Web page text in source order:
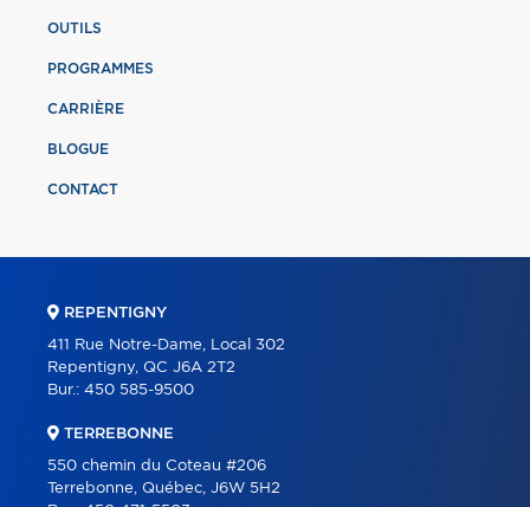
OUTILS
PROGRAMMES
CARRIÈRE
BLOGUE
CONTACT
REPENTIGNY
411 Rue Notre-Dame, Local 302
Repentigny, QC J6A 2T2
Bur.: 450 585-9500
TERREBONNE
550 chemin du Coteau #206
Terrebonne, Québec, J6W 5H2